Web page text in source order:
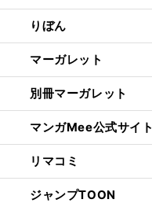
りぼん
マーガレット
別冊マーガレット
マンガMee公式サイト
リマコミ
ジャンプTOON